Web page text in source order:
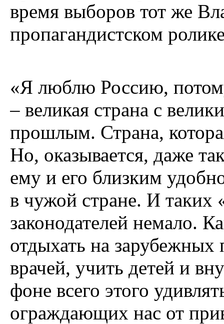
время выборов тот же
пропагандистском
«Я люблю Россию,
– великая страна с
прошлым. Страна,
Но, оказывается, даже
ему и его близким
в чужой стране. И таких
законодателей немало.
отдыхать на
врачей, учить детей и
фоне всего этого
ограждающих нас от